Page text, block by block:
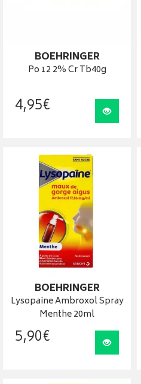
BOEHRINGER
Po 12 2% Cr Tb40g
4,95€
BOEHRINGER
Lysopaine Ambroxol Spray
Menthe 20ml
5,90€